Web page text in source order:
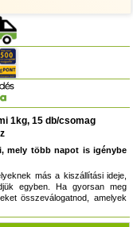
1kg, 15 db/csomag
mely több napot is igénybe
más a kiszállítási ideje,
egyben. Ha gyorsan meg
összeválogatnod, amelyek